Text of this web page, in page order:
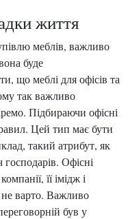
життя
меблів, важливо
буде
що меблі для офісів та
так важливо
Підбираючи офісні
Цей тип має бути
такий атрибут, як
Офісні
її імідж і
варто. Важливо
був у